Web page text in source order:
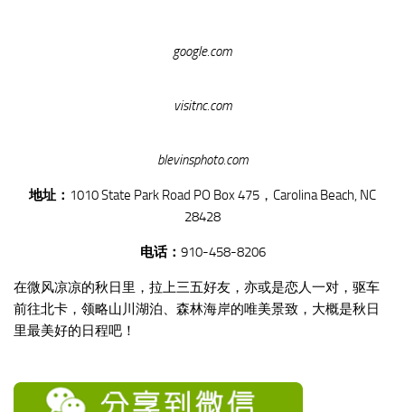
google.com
visitnc.com
blevinsphoto.com
地址： 1010 State Park Road PO Box 475，Carolina Beach, NC
28428
电话： 910-458-8206
在微风凉凉的秋日里，拉上三五好友，亦或是恋人一对，驱车
前往北卡，领略山川湖泊、森林海岸的唯美景致，大概是秋日
里最美好的日程吧！